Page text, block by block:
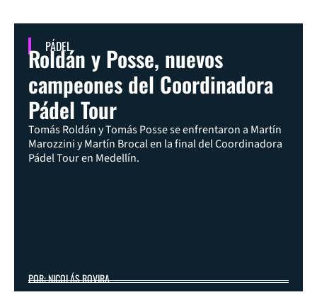
PÁDEL
Roldán y Posse, nuevos
campeones del Coordinadora
Pádel Tour
Tomás Roldán y Tomás Posse se enfrentaron a Martín
Marozzini y Martín Brocal en la final del Coordinadora
Pádel Tour en Medellín.
POR: NICOLÁS ROVIRA